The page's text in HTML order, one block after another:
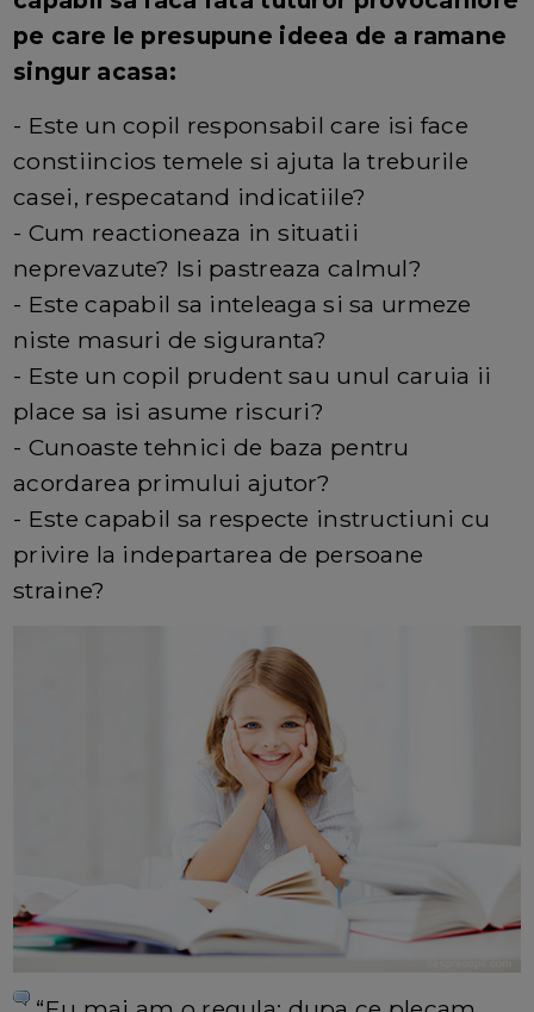
pe care le presupune ideea de a ramane
singur acasa:
- Este un copil responsabil care isi face
constiincios temele si ajuta la treburile
casei, respecatand indicatiile?
- Cum reactioneaza in situatii
neprevazute? Isi pastreaza calmul?
- Este capabil sa inteleaga si sa urmeze
niste masuri de siguranta?
- Este un copil prudent sau unul caruia ii
place sa isi asume riscuri?
- Cunoaste tehnici de baza pentru
acordarea primului ajutor?
- Este capabil sa respecte instructiuni cu
privire la indepartarea de persoane
straine?